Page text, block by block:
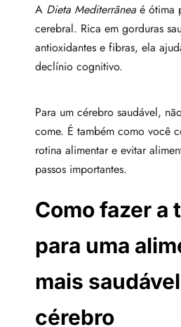
A Dieta Mediterrânea é ótima
cerebral. Rica em gorduras
antioxidantes e fibras, ela
declínio cognitivo.
Para um cérebro saudável,
come. É também como você
rotina alimentar e evitar
passos importantes.
Como fazer a
para uma
mais
cérebro